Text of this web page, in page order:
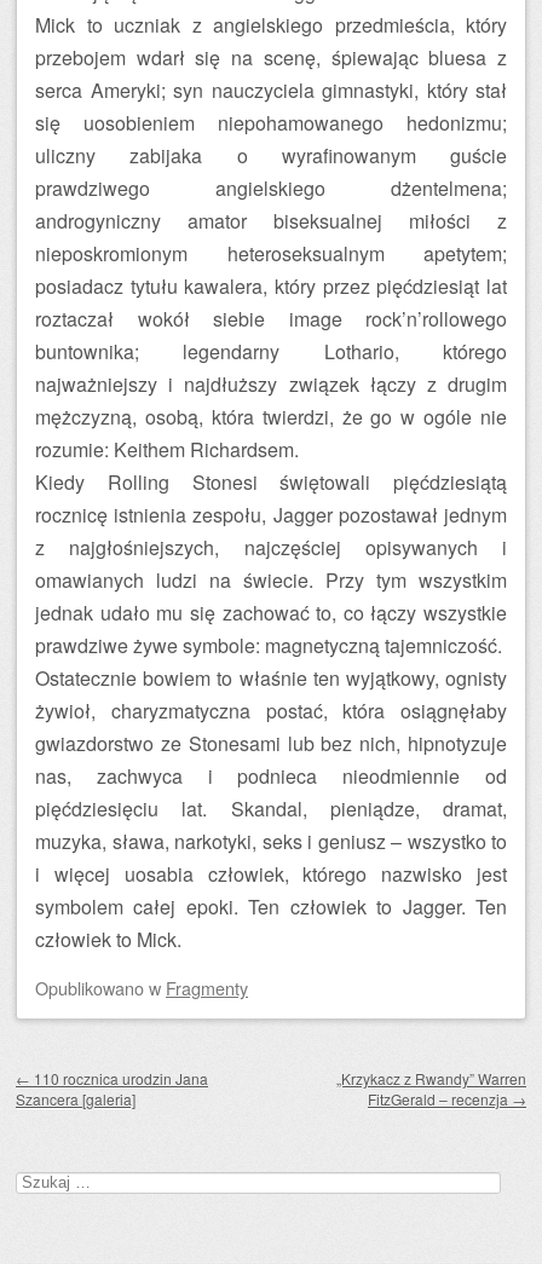
Mick to uczniak z angielskiego przedmieścia, który
przebojem wdarł się na scenę, śpiewając bluesa z
serca Ameryki; syn nauczyciela gimnastyki, który stał
się uosobieniem niepohamowanego hedonizmu;
uliczny zabijaka o wyrafinowanym guście
prawdziwego angielskiego dżentelmena;
androgyniczny amator biseksualnej miłości z
nieposkromionym heteroseksualnym apetytem;
posiadacz tytułu kawalera, który przez pięćdziesiąt lat
roztaczał wokół siebie image rock’n’rollowego
buntownika; legendarny Lothario, którego
najważniejszy i najdłuższy związek łączy z drugim
mężczyzną, osobą, która twierdzi, że go w ogóle nie
rozumie: Keithem Richardsem.
Kiedy Rolling Stonesi świętowali pięćdziesiątą
rocznicę istnienia zespołu, Jagger pozostawał jednym
z najgłośniejszych, najczęściej opisywanych i
omawianych ludzi na świecie. Przy tym wszystkim
jednak udało mu się zachować to, co łączy wszystkie
prawdziwe żywe symbole: magnetyczną tajemniczość.
Ostatecznie bowiem to właśnie ten wyjątkowy, ognisty
żywioł, charyzmatyczna postać, która osiągnęłaby
gwiazdorstwo ze Stonesami lub bez nich, hipnotyzuje
nas, zachwyca i podnieca nieodmiennie od
pięćdziesięciu lat. Skandal, pieniądze, dramat,
muzyka, sława, narkotyki, seks i geniusz – wszystko to
i więcej uosabia człowiek, którego nazwisko jest
symbolem całej epoki. Ten człowiek to Jagger. Ten
człowiek to Mick.
Opublikowanow Fragmenty
← 110 rocznica urodzin Jana
Szancera [galeria]
„Krzykacz z Rwandy” Warren
FitzGerald – recenzja →
Szukaj: